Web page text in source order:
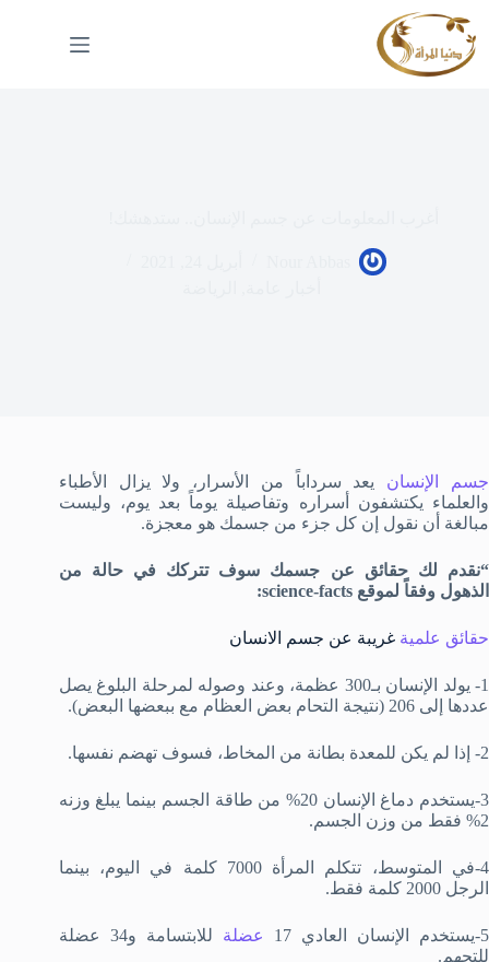
إلى
المحتوى
جسم الإنسان يعد سرداباً من الأسرار، ولا يزال الأطباء
والعلماء يكتشفون أسراره وتفاصيلة يوماً بعد يوم، وليست
مبالغة أن نقول إن كل جزء من جسمك هو معجزة.
“نقدم لك حقائق عن جسمك سوف تتركك في حالة من
الذهول وفقاً لموقع science-facts:
حقائق علمية غريبة عن جسم الانسان
1- يولد الإنسان بـ300 عظمة، وعند وصوله لمرحلة البلوغ يصل
عددها إلى 206 (نتيجة التحام بعض العظام مع ببعضها البعض).
2- إذا لم يكن للمعدة بطانة من المخاط، فسوف تهضم نفسها.
3-يستخدم دماغ الإنسان 20% من طاقة الجسم بينما يبلغ وزنه
2% فقط من وزن الجسم.
4-في المتوسط، تتكلم المرأة 7000 كلمة في اليوم، بينما
الرجل 2000 كلمة فقط.
5-يستخدم الإنسان العادي 17 عضلة
للابتسامة و34 عضلة
للتجهم.